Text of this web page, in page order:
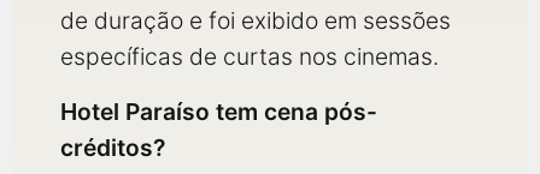
de duração e foi exibido em sessões
específicas de curtas nos cinemas.
Hotel Paraíso tem cena pós-
créditos?